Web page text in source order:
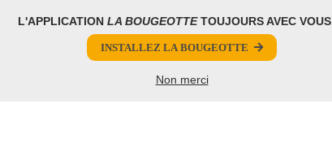
L'APPLICATION LA BOUGEOTTETOUJOURS AVEC VOUS
INSTALLEZ LA BOUGEOTTE
Non merci